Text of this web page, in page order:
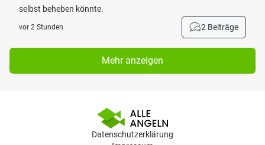
selbst beheben könnte.
vor 2 Stunden 2 Beiträge
Mehr anzeigen
Datenschutzerklärung